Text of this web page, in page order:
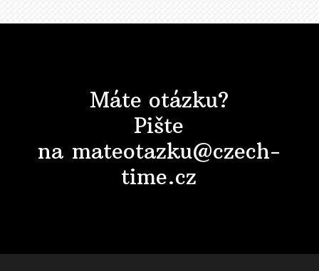
Máte otázku?
Pište
na mateotazku@czech-
time.cz